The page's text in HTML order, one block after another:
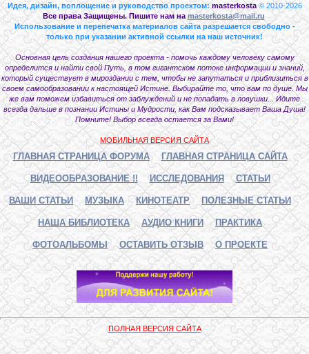
Идея, дизайн, воплощение и руководство проектом: masterkosta © 2010-2026
Все права Защищены. Пишите нам на masterkosta@mail.ru
Использование и перепечатка материалов сайта разрешается свободно -
только при указании активной ссылки на наш источник!
Основная цель создания нашего проекта - помочь каждому человеку самому
определится и найти свой Путь, в том гигантском потоке информации и знаний,
который существует в мироздании с тем, чтобы не запутаться и приблизиться в
своем самообразовании к настоящей Истине. Выбирайте то, что вам по душе. Мы
же вам поможем избавиться от заблуждений и не попадать в ловушки... Идите
всегда дальше в познании Истины и Мудрости, как Вам подсказывает Ваша Душа!
Помните! Выбор всегда остается за Вами!
МОБИЛЬНАЯ ВЕРСИЯ САЙТА
ГЛАВНАЯ СТРАНИЦА ФОРУМА ГЛАВНАЯ СТРАНИЦА САЙТА
ВИДЕООБРАЗОВАНИЕ !! ИССЛЕДОВАНИЯ СТАТЬИ
ВАШИ СТАТЬИ МУЗЫКА КИНОТЕАТР ПОЛЕЗНЫЕ СТАТЬИ
НАША БИБЛИОТЕКА АУДИО КНИГИ ПРАКТИКА
ФОТОАЛЬБОМЫ ОСТАВИТЬ ОТЗЫВ О ПРОЕКТЕ
ПОЛНАЯ ВЕРСИЯ САЙТА